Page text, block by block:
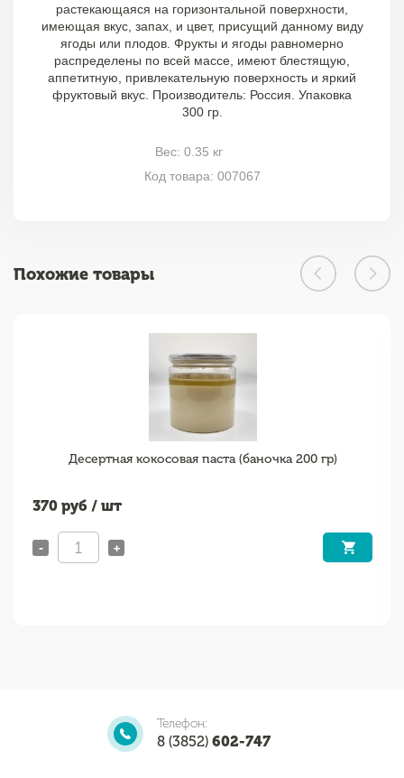
растекающаяся на горизонтальной поверхности,
имеющая вкус, запах, и цвет, присущий данному виду
ягоды или плодов. Фрукты и ягоды равномерно
распределены по всей массе, имеют блестящую,
аппетитную, привлекательную поверхность и яркий
фруктовый вкус. Производитель: Россия. Упаковка
300 гр.
Вес: 0.35 кг
Код товара: 007067
Похожие товары
Десертная кокосовая паста (баночка 200 гр)
370 руб / шт
- +
Телефон:
8 (3852) 602-747